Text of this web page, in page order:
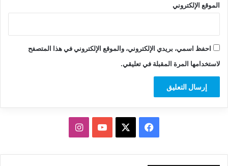
الموقع الإلكتروني
احفظ اسمي، بريدي الإلكتروني، والموقع الإلكتروني في هذا المتصفح
لاستخدامها المرة المقبلة في تعليقي.
فيسبوك ‫YouTubeانستقرام